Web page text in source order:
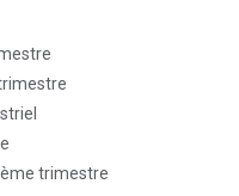
trimestre